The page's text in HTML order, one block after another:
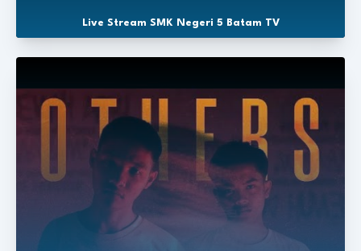
Live Stream SMK Negeri 5 Batam TV